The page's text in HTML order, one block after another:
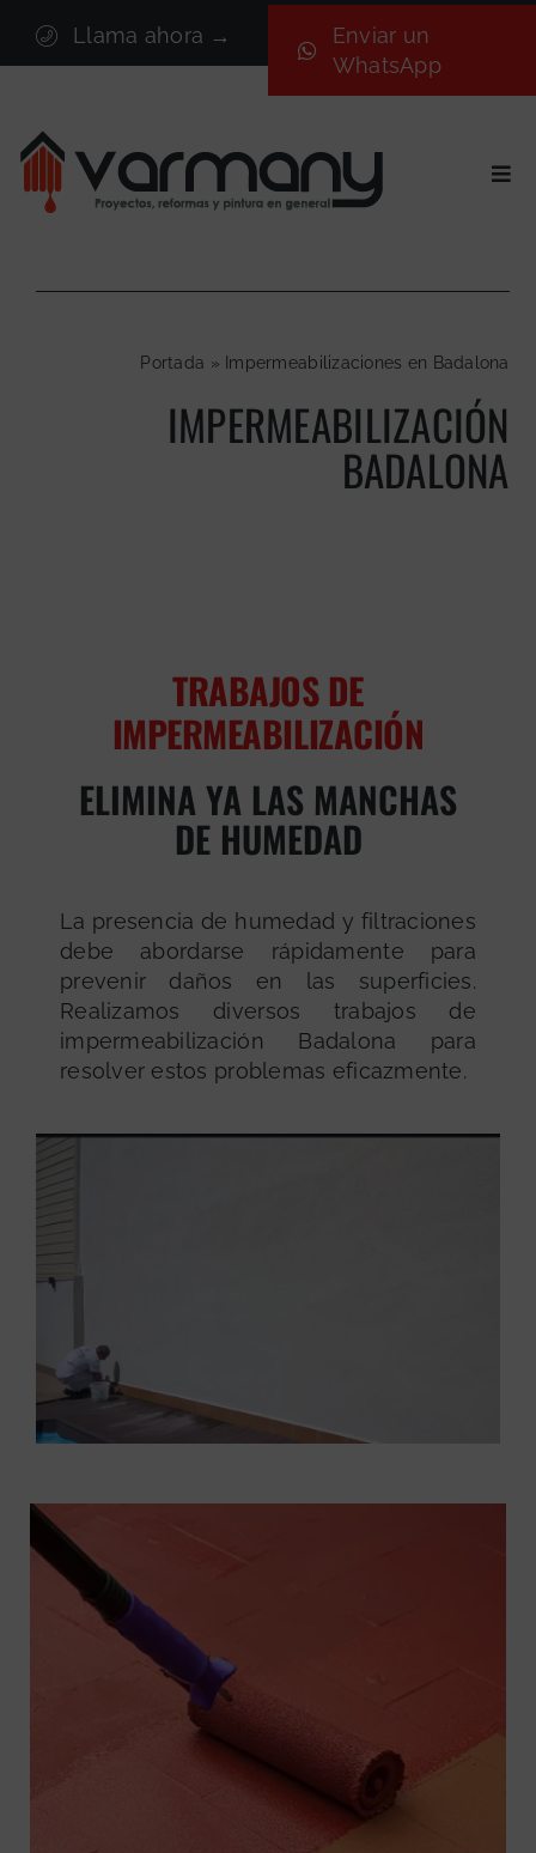
contenido
Llama ahora →
Enviar un
WhatsApp
Sectores
Portada » Impermeabilizaciones en Badalona
IMPERMEABILIZACIÓN
BADALONA
TRABAJOS DE
IMPERMEABILIZACIÓN
ELIMINA YA LAS MANCHAS
DE HUMEDAD
La presencia de humedad y filtraciones
debe abordarse rápidamente para
prevenir daños en las superficies.
Realizamos diversos trabajos de
impermeabilización Badalona para
resolver estos problemas eficazmente.